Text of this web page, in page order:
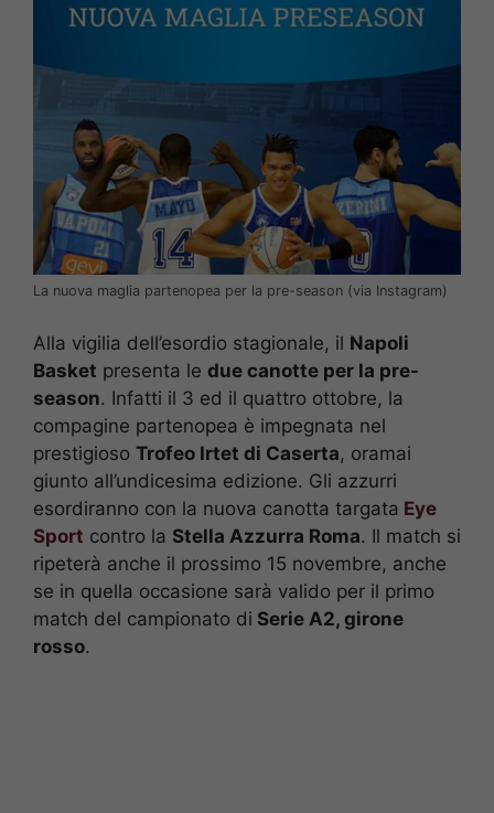
La nuova maglia partenopea per la pre-season (via Instagram)
Alla vigilia dell’esordio stagionale, il Napoli
Basket presenta le due canotte per la pre-
season. Infatti il 3 ed il quattro ottobre, la
compagine partenopea è impegnata nel
prestigioso Trofeo Irtet di Caserta, oramai
giunto all’undicesima edizione. Gli azzurri
esordiranno con la nuova canotta targata Eye
Sport contro la Stella Azzurra Roma. Il match si
ripeterà anche il prossimo 15 novembre, anche
se in quella occasione sarà valido per il primo
match del campionato di Serie A2, girone
rosso.